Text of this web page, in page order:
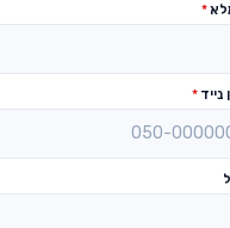
*
נייד *